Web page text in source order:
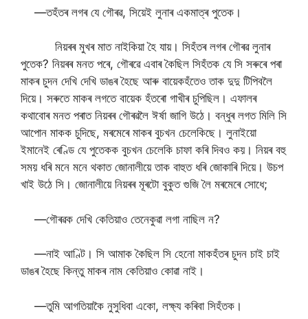
—তহঁতৰ লগৰ যে গৌৰৱ, সিয়েই লুনাৰ একমাত্ৰ পুতেক।
নিয়ৰৰ মুখৰ মাত নাইকিয়া হৈ যায়। সিহঁতৰ লগৰ গৌৰৱ লুনাৰ
পুতেক? নিয়ৰৰ মনত পৰে, গৌৰৱে এবাৰ কৈছিল সিহঁতক যে সি সৰুৰে পৰা
মাকৰ চুদন দেখি দেখি ডাঙৰ হৈছে আৰু বায়েকহঁতেও তাক দুদু টিপিবলৈ
দিয়ে। সৰুতে মাকৰ লগতে বায়েক হঁতৰো গাখীৰ চুপিছিল। এফালৰ
কথাবোৰ মনত পৰাত নিয়ৰৰ গৌৰৱলৈ ঈৰ্ষা জাগি উঠে। বন্ধুৰ লগত মিলি সি
আপোন মাকক চুদিছে, মৰমেৰে মাকৰ বুচখন চেলেকিছে। লুনাইয়ো
ইমানেই ৰেণ্ডি যে পুতেকক বুচখন চেলেকি চাফা কৰি দিবও কয়। নিয়ৰ বহু
সময় ধৰি মনে মনে থকাত জোনালীয়ে তাক বাহুত ধৰি জোকাৰি দিয়ে। উচপ
খাই উঠে সি। জোনালীয়ে নিয়ৰৰ মূৰটো বুকুত গুজি লৈ মৰমেৰে সোধে;
—গৌৰৱক দেখি কেতিয়াও তেনেকুৱা লগা নাছিল ন?
—নাই আণ্টি। সি আমাক কৈছিল সি হেনো মাকহঁতৰ চুদন চাই চাই
ডাঙৰ হৈছে কিন্তু মাকৰ নাম কেতিয়াও কোৱা নাই।
—তুমি আগতিয়াকৈ নুসুধিবা একো, লক্ষ্য কৰিবা সিহঁতক।